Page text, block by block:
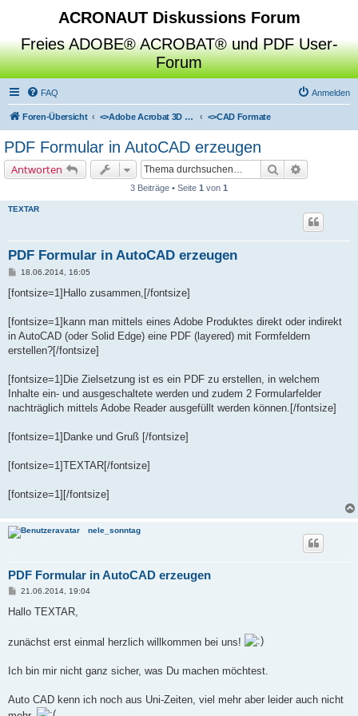
ACRONAUT Diskussions Forum
Freies ADOBE® ACROBAT® und PDF User-
Forum
FAQ Anmelden
Foren-Übersicht <>Adobe Acrobat 3D Toolkit / Deep Exploration / SAP Visual Enterprise Author <>CAD Formate
PDF Formular in AutoCAD erzeugen
Antworten Suche
3 Beiträge • Seite 1 von 1
TEXTAR
PDF Formular in AutoCAD erzeugen
B
i
a
18.06.2014, 16:05
[fontsize=1]Hallo zusammen,[/fontsize]
[fontsize=1]kann man mittels eines Adobe Produktes direkt oder indirekt
in AutoCAD (oder Solid Edge) eine PDF (layered) mit Formfeldern
erstellen?[/fontsize]
[fontsize=1]Die Zielsetzung ist es ein PDF zu erstellen, in welchem
Inhalte ein- und ausgeschaltete werden und zudem 2 Formularfelder
nachträglich mittels Adobe Reader ausgefüllt werden können.[/fontsize]
[fontsize=1]Danke und Gruß [/fontsize]
[fontsize=1]TEXTAR[/fontsize]
[fontsize=1][/fontsize]
nele_sonntag
PDF Formular in AutoCAD erzeugen
B
i
g
21.06.2014, 19:04
Hallo TEXTAR,
zunächst erst einmal herzlich willkommen bei uns!
Ich bin mir nicht ganz sicher, was Du machen möchtest.
Auto CAD kenn ich noch aus Uni-Zeiten, viel mehr aber leider auch nicht